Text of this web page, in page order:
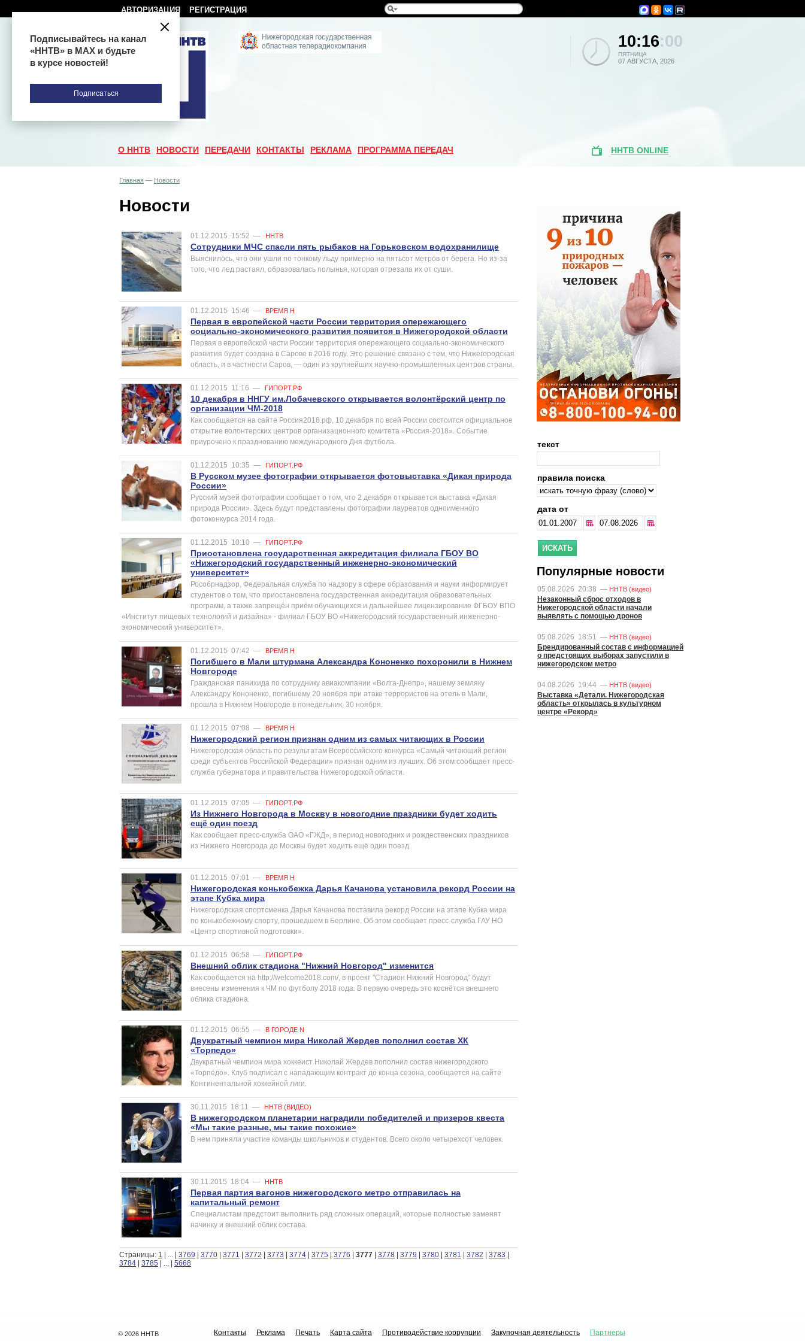
АВТОРИЗАЦИЯ РЕГИСТРАЦИЯ
10:16:00
ПЯТНИЦА
07 АВГУСТА, 2026
О ННТВ НОВОСТИ ПЕРЕДАЧИ КОНТАКТЫ РЕКЛАМА ПРОГРАММА ПЕРЕДАЧ ННТВ ONLINE
Главная — Новости
Новости
01.12.2015 15:52 — ННТВ
Сотрудники МЧС спасли пять рыбаков на Горьковском водохранилище
Выяснилось, что они ушли по тонкому льду примерно на пятьсот метров от берега. Но из-за
того, что лед растаял, образовалась полынья, которая отрезала их от суши.
01.12.2015 15:46 — ВРЕМЯ Н
Первая в европейской части России территория опережающего
социально-экономического развития появится в Нижегородской области
Первая в европейской части России территория опережающего социально-экономического
развития будет создана в Сарове в 2016 году. Это решение связано с тем, что Нижегородская
область, и в частности Саров, — один из крупнейших научно-промышленных центров страны.
01.12.2015 11:16 — ГИПОРТ.РФ
10 декабря в ННГУ им.Лобачевского открывается волонтёрский центр по
организации ЧМ-2018
Как сообщается на сайте Россия2018.рф, 10 декабря по всей России состоится официальное
открытие волонтерских центров организационного комитета «Россия-2018». Событие
приурочено к празднованию международного Дня футбола.
01.12.2015 10:35 — ГИПОРТ.РФ
В Русском музее фотографии открывается фотовыставка «Дикая природа
России»
Русский музей фотографии сообщает о том, что 2 декабря открывается выставка «Дикая
природа России». Здесь будут представлены фотографии лауреатов одноименного
фотоконкурса 2014 года.
01.12.2015 10:10 — ГИПОРТ.РФ
Приостановлена государственная аккредитация филиала ГБОУ ВО
«Нижегородский государственный инженерно-экономический
университет»
Рособрнадзор, Федеральная служба по надзору в сфере образования и науки информирует
студентов о том, что приостановлена государственная аккредитация образовательных
программ, а также запрещён приём обучающихся и дальнейшее лицензирование ФГБОУ ВПО
«Институт пищевых технологий и дизайна» - филиал ГБОУ ВО «Нижегородский государственный инженерно-
экономический университет».
01.12.2015 07:42 — ВРЕМЯ Н
Погибшего в Мали штурмана Александра Кононенко похоронили в Нижнем
Новгороде
Гражданская панихида по сотруднику авиакомпании «Волга-Днепр», нашему земляку
Александру Кононенко, погибшему 20 ноября при атаке террористов на отель в Мали,
прошла в Нижнем Новгороде в понедельник, 30 ноября.
01.12.2015 07:08 — ВРЕМЯ Н
Нижегородский регион признан одним из самых читающих в России
Нижегородская область по результатам Всероссийского конкурса «Самый читающий регион
среди субъектов Российской Федерации» признан одним из лучших. Об этом сообщает пресс-
служба губернатора и правительства Нижегородской области.
01.12.2015 07:05 — ГИПОРТ.РФ
Из Нижнего Новгорода в Москву в новогодние праздники будет ходить
ещё один поезд
Как сообщает пресс-служба ОАО «ГЖД», в период новогодних и рождественских праздников
из Нижнего Новгорода до Москвы будет ходить ещё один поезд.
01.12.2015 07:01 — ВРЕМЯ Н
Нижегородская конькобежка Дарья Качанова установила рекорд России на
этапе Кубка мира
Нижегородская спортсменка Дарья Качанова поставила рекорд России на этапе Кубка мира
по конькобежному спорту, прошедшем в Берлине. Об этом сообщает пресс-служба ГАУ НО
«Центр спортивной подготовки».
01.12.2015 06:58 — ГИПОРТ.РФ
Внешний облик стадиона "Нижний Новгород" изменится
Как сообщается на http://welcome2018.com/, в проект "Стадион Нижний Новгород" будут
внесены изменения к ЧМ по футболу 2018 года. В первую очередь это коснётся внешнего
облика стадиона.
01.12.2015 06:55 — В ГОРОДЕ N
Двукратный чемпион мира Николай Жердев пополнил состав ХК
«Торпедо»
Двукратный чемпион мира хоккеист Николай Жердев пополнил состав нижегородского
«Торпедо». Клуб подписал с нападающим контракт до конца сезона, сообщается на сайте
Континентальной хоккейной лиги.
30.11.2015 18:11 — ННТВ (ВИДЕО)
В нижегородском планетарии наградили победителей и призеров квеста
«Мы такие разные, мы такие похожие»
В нем приняли участие команды школьников и студентов. Всего около четырехсот человек.
30.11.2015 18:04 — ННТВ
Первая партия вагонов нижегородского метро отправилась на
капитальный ремонт
Специалистам предстоит выполнить ряд сложных операций, которые полностью заменят
начинку и внешний облик состава.
Страницы: 1 | | 3769 | 3770 | 3771 | 3772 | 3773 | 3774 | 3775 | 3776 | 3777 | 3778 | 3779 | 3780 | 3781 | 3782 | 3783 |
3784 | 3785 | | 5668
текст
правила поиска
дата от
... ...
Популярные новости
05.08.2026 20:38 — ННТВ (видео)
Незаконный сброс отходов в
Нижегородской области начали
выявлять с помощью дронов
05.08.2026 18:51 — ННТВ (видео)
Брендированный состав с информацией
о предстоящих выборах запустили в
нижегородском метро
04.08.2026 19:44 — ННТВ (видео)
Выставка «Детали. Нижегородская
область» открылась в культурном
центре «Рекорд»
© 2026 ННТВ Контакты Реклама Печать Карта сайта Противодействие коррупции Закупочная деятельность Партнеры
Подписывайтесь на канал
«ННТВ» в МАХ и будьте
в курсе новостей!
Подписаться